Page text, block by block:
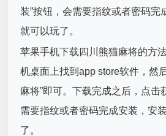
装”按钮，会需要指纹或者密码完
就可以玩了。
苹果手机下载四川熊猫麻将的方
机桌面上找到app store软件，然
麻将”即可。下载完成之后，点击
需要指纹或者密码完成安装，安
了。